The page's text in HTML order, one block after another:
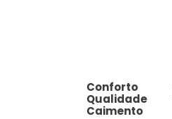
Conforto
Qualidade
Caimento